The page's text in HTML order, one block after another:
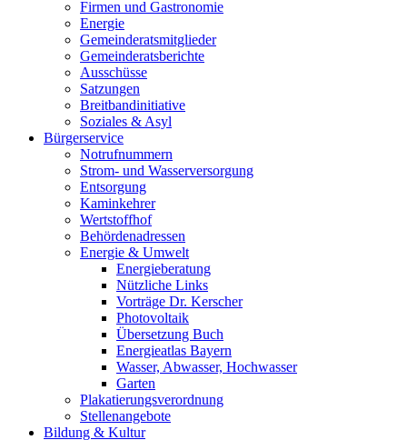
Firmen und Gastronomie
Energie
Gemeinderatsmitglieder
Gemeinderatsberichte
Ausschüsse
Satzungen
Breitbandinitiative
Soziales & Asyl
Bürgerservice
Notrufnummern
Strom- und Wasserversorgung
Entsorgung
Kaminkehrer
Wertstoffhof
Behördenadressen
Energie & Umwelt
Energieberatung
Nützliche Links
Vorträge Dr. Kerscher
Photovoltaik
Übersetzung Buch
Energieatlas Bayern
Wasser, Abwasser, Hochwasser
Garten
Plakatierungsverordnung
Stellenangebote
Bildung & Kultur